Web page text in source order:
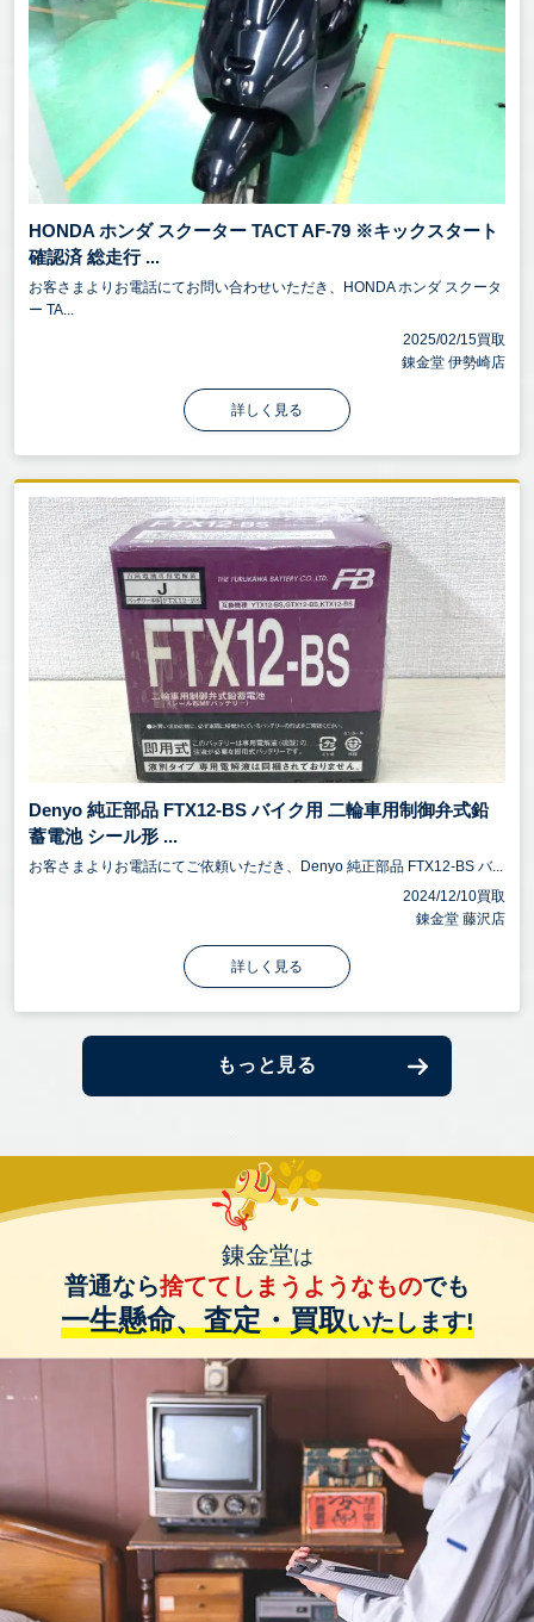
HONDA ホンダ スクーター TACT AF-79 ※キックスタート
確認済 総走行 ...
お客さまよりお電話にてお問い合わせいただき、HONDA ホンダ スクータ
ー TA...
2025/02/15買取
錬金堂 伊勢崎店
詳しく見る
Denyo 純正部品 FTX12-BS バイク用 二輪車用制御弁式鉛
蓄電池 シール形 ...
お客さまよりお電話にてご依頼いただき、Denyo 純正部品 FTX12-BS バ...
2024/12/10買取
錬金堂 藤沢店
詳しく見る
もっと見る
錬金堂は
普通なら捨ててしまうようなものでも
一生懸命、査定・買取いたします!